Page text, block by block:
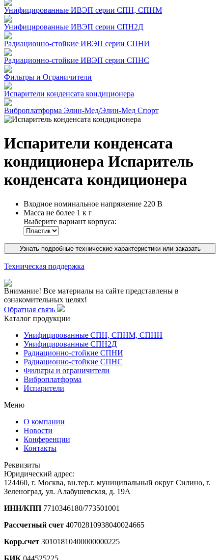
Унифицированные ИВЭП серии СПН, СПНМ
Унифицированные ИВЭП серии СПН2Д
Радиационно-стойкие ИВЭП серии СПНИ
Радиационно-стойкие ИВЭП серии СПНС
Фильтры и Ограничители
Испарители конденсата кондиционера
Виброплатформа Элин-Мед/Элин-Мед Спорт
Испарители конденсата
кондиционера Испаритель
конденсата кондиционера
Входное номинальное напряжение 220 В
Масса не более 1 к г
Выберите вариант корпуса:
Узнать подробные технические характеристики или заказать
Техническая поддержка
Внимание! Все материалы на сайте представлены в
ознакомительных целях!
Обратная связь
Каталог продукции
Унифицированные СПН, СПНМ, СПНН
Унифицированные СПН2Д
Радиационно-стойкие СПНИ
Радиационно-стойкие СПНС
Фильтры и ограничители
Виброплатформа
Испарители
Меню
О компании
Новости
Конференции
Контакты
Реквизиты
Юридический адрес:
124460, г. Москва, вн.тер.г. муниципальный округ Силино, г.
Зеленоград, ул. Алабушевская, д. 19А
ИНН/КПП 7710346180/773501001
Рассчетный счет 40702810938040024665
Корр.счет 30101810400000000225